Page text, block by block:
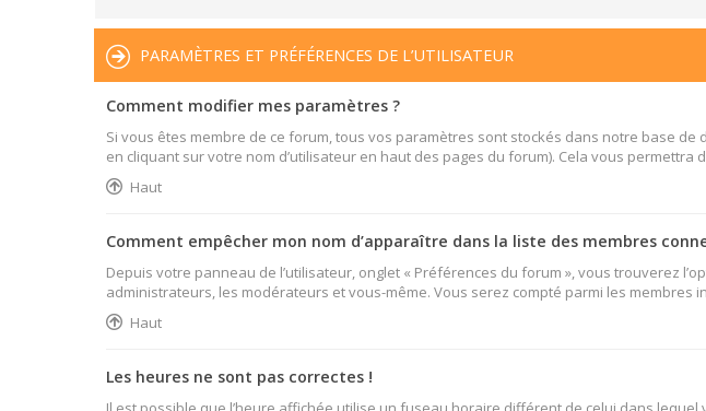
PARAMÈTRES ET PRÉFÉRENCES DE L’UTILISATEUR
Comment modifier mes paramètres ?
Si vous êtes membre de ce forum, tous vos paramètres sont stockés dans notre base de
en cliquant sur votre nom d’utilisateur en haut des pages du forum). Cela vous
Haut
Comment empêcher mon nom d’apparaître dans la liste des membres
Depuis votre panneau de l’utilisateur, onglet « Préférences du forum », vous trouverez
administrateurs, les modérateurs et vous-même. Vous serez compté parmi les membres
Haut
Les heures ne sont pas correctes !